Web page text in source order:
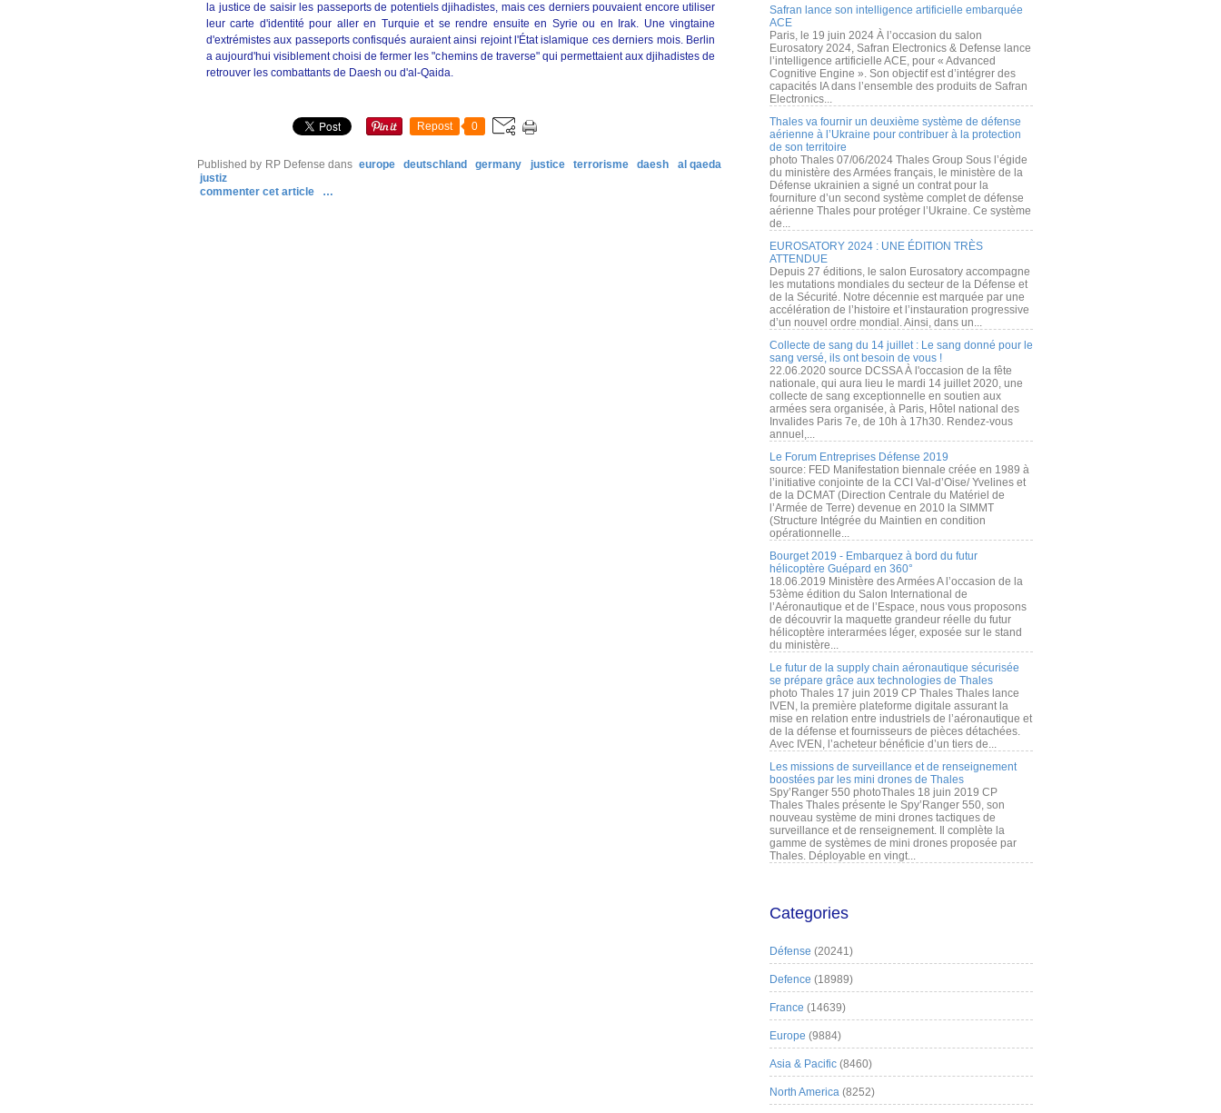
la justice de saisir les passeports de potentiels djihadistes, mais ces derniers pouvaient encore utiliser
leur carte d'identité pour aller en Turquie et se rendre ensuite en Syrie ou en Irak. Une vingtaine
d'extrémistes aux passeports confisqués auraient ainsi rejoint l'État islamique ces derniers mois. Berlin
a aujourd'hui visiblement choisi de fermer les "chemins de traverse" qui permettaient aux djihadistes de
retrouver les combattants de Daesh ou d'al-Qaida.
Repost 0
Published by RP Defense dans europe deutschland germany justice terrorisme daesh
al qaeda
justiz
commenter cet article
…
Safran lance son intelligence artificielle embarquée
ACE
Paris, le 19 juin 2024 À l’occasion du salon
Eurosatory 2024, Safran Electronics & Defense lance
l’intelligence artificielle ACE, pour « Advanced
Cognitive Engine ». Son objectif est d’intégrer des
capacités IA dans l’ensemble des produits de Safran
Electronics...
Thales va fournir un deuxième système de défense
aérienne à l’Ukraine pour contribuer à la protection
de son territoire
photo Thales 07/06/2024 Thales Group Sous l’égide
du ministère des Armées français, le ministère de la
Défense ukrainien a signé un contrat pour la
fourniture d’un second système complet de défense
aérienne Thales pour protéger l’Ukraine. Ce système
de...
EUROSATORY 2024 : UNE ÉDITION TRÈS
ATTENDUE
Depuis 27 éditions, le salon Eurosatory accompagne
les mutations mondiales du secteur de la Défense et
de la Sécurité. Notre décennie est marquée par une
accélération de l’histoire et l’instauration progressive
d’un nouvel ordre mondial. Ainsi, dans un...
Collecte de sang du 14 juillet : Le sang donné pour le
sang versé, ils ont besoin de vous !
22.06.2020 source DCSSA À l'occasion de la fête
nationale, qui aura lieu le mardi 14 juillet 2020, une
collecte de sang exceptionnelle en soutien aux
armées sera organisée, à Paris, Hôtel national des
Invalides Paris 7e, de 10h à 17h30. Rendez-vous
annuel,...
Le Forum Entreprises Défense 2019
source: FED Manifestation biennale créée en 1989 à
l’initiative conjointe de la CCI Val-d’Oise/ Yvelines et
de la DCMAT (Direction Centrale du Matériel de
l’Armée de Terre) devenue en 2010 la SIMMT
(Structure Intégrée du Maintien en condition
opérationnelle...
Bourget 2019 - Embarquez à bord du futur
hélicoptère Guépard en 360°
18.06.2019 Ministère des Armées A l’occasion de la
53ème édition du Salon International de
l’Aéronautique et de l’Espace, nous vous proposons
de découvrir la maquette grandeur réelle du futur
hélicoptère interarmées léger, exposée sur le stand
du ministère...
Le futur de la supply chain aéronautique sécurisée
se prépare grâce aux technologies de Thales
photo Thales 17 juin 2019 CP Thales Thales lance
IVEN, la première plateforme digitale assurant la
mise en relation entre industriels de l’aéronautique et
de la défense et fournisseurs de pièces détachées.
Avec IVEN, l’acheteur bénéficie d’un tiers de...
Les missions de surveillance et de renseignement
boostées par les mini drones de Thales
Spy’Ranger 550 photoThales 18 juin 2019 CP
Thales Thales présente le Spy’Ranger 550, son
nouveau système de mini drones tactiques de
surveillance et de renseignement. Il complète la
gamme de systèmes de mini drones proposée par
Thales. Déployable en vingt...
Categories
Défense (20241)
Defence (18989)
France (14639)
Europe (9884)
Asia & Pacific (8460)
North America (8252)